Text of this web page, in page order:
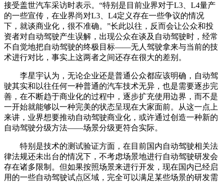
接受盖世汽车采访时表示。“特别是目前业界对于L3、L4量产
的一些宣传，在业界尚对L3、L4定义存在一些争议的情况
下，就谈商业化，很不准确。”长此以往，反而会让公众和投
资者对自动驾驶产生误解，出现公众在谈及自动驾驶时，经常
不自觉地把自动驾驶的终极目标——无人驾驶拿来与当前的技
术进行对比，事实上这两者之间还存在很大的差别。
李星宇认为，无论企业还是普通公众都应该明确，自动驾
驶其实和以往任何一种普通的汽车技术无异，也是需要逐步完
善，在不断趋于商业化的过程中，逐步扩充使用边界，而不是
一开始就能够以一种完美的状态呈现在大家面前。从这一点上
来讲，业界想要推动自动驾驶商业化，或许通过创造一种新的
自动驾驶分级方法——场景分级更符合实际。
特别是技术的测试验证方面，在目前国内自动驾驶相关法
律法规还未出台的情况下，不考虑场景地进行自动驾驶研发会
存在诸多限制。但如果按照场景来进行开发，现在国内已经启
用的一些自动驾驶试点区域，完全可以满足某些场景的研发需